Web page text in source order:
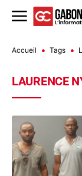
Accueil Tags
LAURENCE